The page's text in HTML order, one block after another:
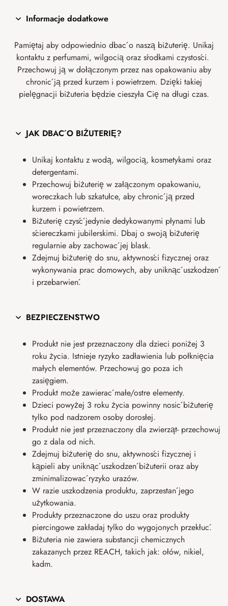
Informacje dodatkowe
Pamiętaj aby odpowiednio dbać o naszą biżuterię. Unikaj
kontaktu z perfumami, wilgocią oraz środkami czystości.
Przechowuj ją w dołączonym przez nas opakowaniu aby
chronić ją przed kurzem i powietrzem. Dzięki takiej
pielęgnacji biżuteria będzie cieszyła Cię na długi czas.
JAK DBAĆ O BIŻUTERIĘ?
Unikaj kontaktu z wodą, wilgocią, kosmetykami oraz
detergentami.
Przechowuj biżuterię w załączonym opakowaniu,
woreczkach lub szkatułce, aby chronić ją przed
kurzem i powietrzem.
Biżuterię czyść jedynie dedykowanymi płynami lub
ściereczkami jubilerskimi. Dbaj o swoją biżuterię
regularnie aby zachować jej blask.
Zdejmuj biżuterię do snu, aktywności fizycznej oraz
wykonywania prac domowych, aby uniknąć uszkodzeń
i przebarwień.
BEZPIECZEŃSTWO
Produkt nie jest przeznaczony dla dzieci poniżej 3
roku życia. Istnieje ryzyko zadławienia lub połknięcia
małych elementów. Przechowuj go poza ich
zasięgiem.
Produkt może zawierać małe/ostre elementy.
Dzieci powyżej 3 roku życia powinny nosić biżuterię
tylko pod nadzorem osoby dorosłej.
Produkt nie jest przeznaczony dla zwierząt- przechowuj
go z dala od nich.
Zdejmuj biżuterię do snu, aktywności fizycznej i
kąpieli aby uniknąć uszkodzeń biżuterii oraz aby
zminimalizować ryzyko urazów.
W razie uszkodzenia produktu, zaprzestań jego
użytkowania.
Produkty przeznaczone do uszu oraz produkty
piercingowe zakładaj tylko do wygojonych przekłuć.
Biżuteria nie zawiera substancji chemicznych
zakazanych przez REACH, takich jak: ołów, nikiel,
kadm.
DOSTAWA